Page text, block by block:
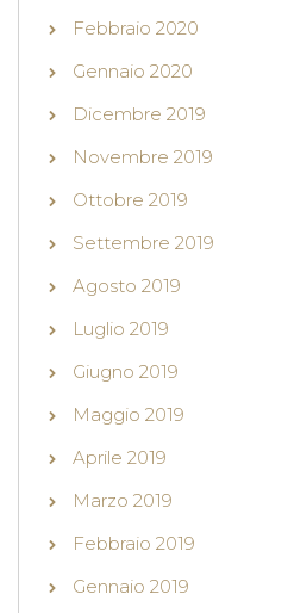
Febbraio 2020
Gennaio 2020
Dicembre 2019
Novembre 2019
Ottobre 2019
Settembre 2019
Agosto 2019
Luglio 2019
Giugno 2019
Maggio 2019
Aprile 2019
Marzo 2019
Febbraio 2019
Gennaio 2019